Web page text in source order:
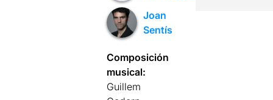
Joan
Sentís
Composición
musical:
Guillem